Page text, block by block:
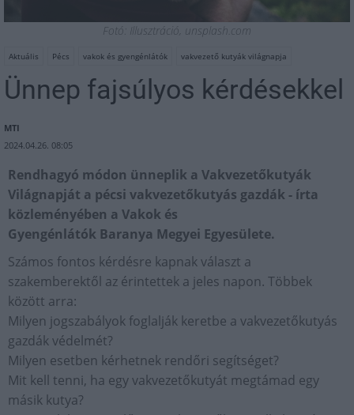
Fotó: Illusztráció, unsplash.com
Aktuális Pécs vakok és gyengénlátók vakvezető kutyák világnapja
Ünnep fajsúlyos kérdésekkel
MTI
2024.04.26. 08:05
Rendhagyó módon ünneplik a Vakvezetőkutyák
Világnapját a pécsi vakvezetőkutyás gazdák - írta
közleményében a Vakok és
Gyengénlátók Baranya Megyei Egyesülete.
Számos fontos kérdésre kapnak választ a
szakemberektől az érintettek a jeles napon. Többek
között arra:
Milyen jogszabályok foglalják keretbe a vakvezetőkutyás
gazdák védelmét?
Milyen esetben kérhetnek rendőri segítséget?
Mit kell tenni, ha egy vakvezetőkutyát megtámad egy
másik kutya?